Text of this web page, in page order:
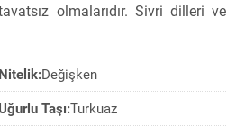
olmalarıdır. Sivri dilleri ve
Nitelik:Değişken
Taşı:Turkuaz